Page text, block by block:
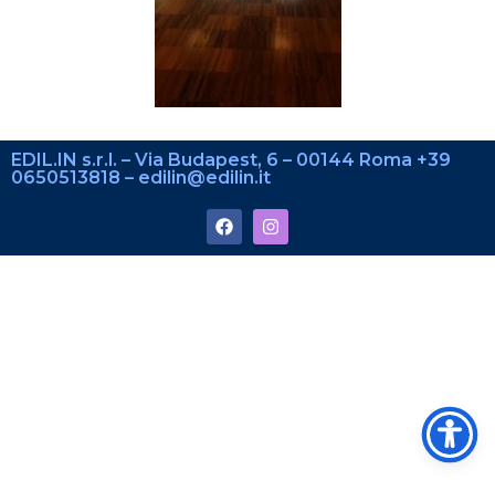
EDIL.IN s.r.l. – Via Budapest, 6 – 00144 Roma +39
0650513818 – edilin@edilin.it